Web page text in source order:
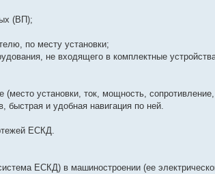
(ВП);
по месту установки;
не входящего в комплектные
установки, ток, мощность,
быстрая и удобная навигация по ней.
ЕСКД.
ЕСКД) в машиностроении (ее